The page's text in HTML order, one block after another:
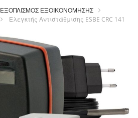
ΕΞΟΠΛΙΣΜΟΣ ΕΞΟΙΚΟΝΟΜΗΣΗΣ
Ελεγκτής Αντιστάθμισης ESBE CRC 141